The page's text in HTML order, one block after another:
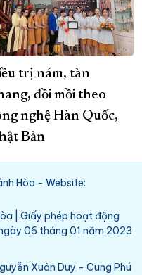
trị nám, tàn
đồi mồi theo
nghệ Hàn Quốc,
Bản
Hòa - Website:
| Giấy phép hoạt động
06 tháng 01 năm 2023
Xuân Duy - Cung Phú